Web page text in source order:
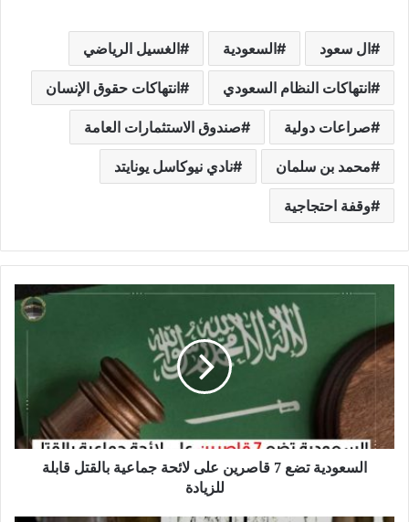
ال سعود السعودية الغسيل الرياضي
انتهاكات النظام السعودي انتهاكات حقوق الإنسان
صراعات دولية صندوق الاستثمارات العامة
محمد بن سلمان نادي نيوكاسل يونايتد
وقفة احتجاجية
السعودية تضع 7 قاصرين على لائحة جماعية بالقتل قابلة
للزيادة